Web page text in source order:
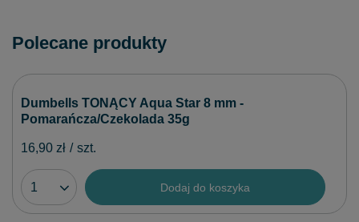
Polecane produkty
Dumbells TONĄCY Aqua Star 8 mm -
Pomarańcza/Czekolada 35g
16,90 zł / szt.
Dodaj do koszyka